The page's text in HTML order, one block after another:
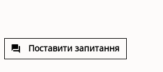
Поставити запитання